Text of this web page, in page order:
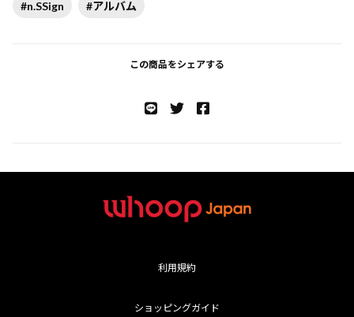
#n.SSign #アルバム
この商品をシェアする
利用規約
ショッピングガイド